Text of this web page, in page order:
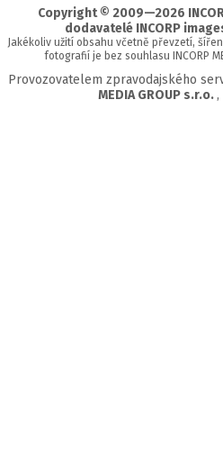
Copyright © 2009—2026
dodavatelé INCORP
Jakékoliv užití obsahu včetně převzetí,
fotografií je bez souhlasu INCORP
Provozovatelem zpravodajského
MEDIA GROUP s.r.o. ,